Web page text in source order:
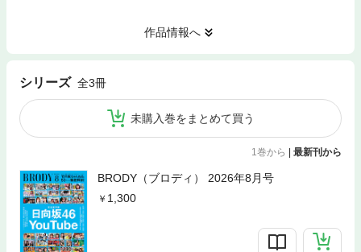
作品情報へ
シリーズ 全3冊
未購入巻をまとめて買う
1巻から 最新刊から
BRODY（ブロディ） 2026年8月号
1,300